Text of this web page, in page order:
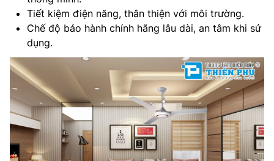
Tiết kiệm điện năng, thân thiện với môi trường.
Chế độ bảo hành chính hãng lâu dài, an tâm khi sử
dụng.